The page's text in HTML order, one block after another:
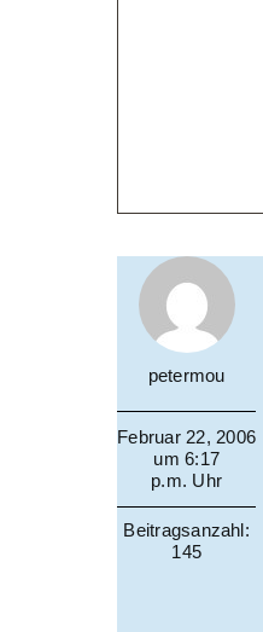
petermou
Februar 22, 2006
um 6:17
p.m. Uhr
Beitragsanzahl:
145